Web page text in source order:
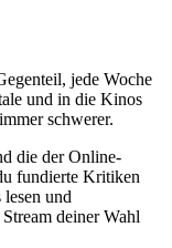
jede Woche
und in die Kinos
schwerer.
die der Online-
fundierte Kritiken
und
deiner Wahl